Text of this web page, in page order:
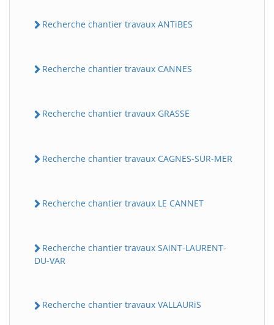
Recherche chantier travaux ANTiBES
Recherche chantier travaux CANNES
Recherche chantier travaux GRASSE
Recherche chantier travaux CAGNES-SUR-MER
Recherche chantier travaux LE CANNET
Recherche chantier travaux SAiNT-LAURENT-
DU-VAR
Recherche chantier travaux VALLAURiS